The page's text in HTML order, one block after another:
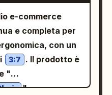
e-commerce
e completa per
con un
3:7
. Il prodotto è
"
",